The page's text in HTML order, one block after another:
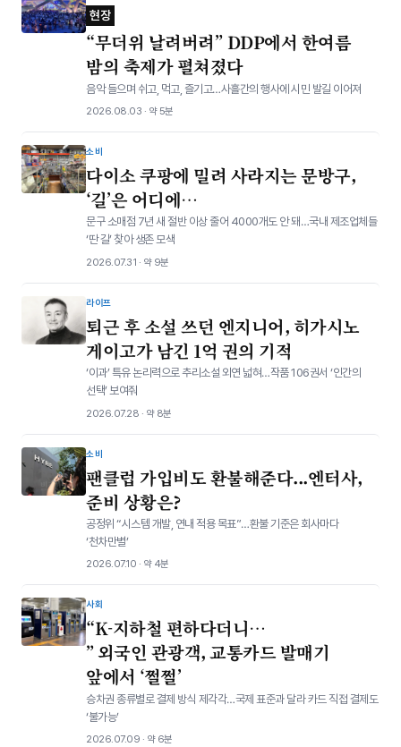
현장
“무더위 날려버려” DDP에서 한여름
밤의 축제가 펼쳐졌다
음악 들으며 쉬고, 먹고, 즐기고…사흘간의 행사에 시민 발길 이어져
2026.08.03 · 약 5분
소비
다이소 쿠팡에 밀려 사라지는 문방구,
‘길’은 어디에…
문구 소매점 7년 새 절반 이상 줄어 4000개도 안 돼…국내 제조업체들
‘딴 길’ 찾아 생존 모색
2026.07.31 · 약 9분
라이프
퇴근 후 소설 쓰던 엔지니어, 히가시노
게이고가 남긴 1억 권의 기적
‘이과’ 특유 논리력으로 추리소설 외연 넓혀…작품 106권서 ‘인간의
선택’ 보여줘
2026.07.28 · 약 8분
소비
팬클럽 가입비도 환불해준다...엔터사,
준비 상황은?
공정위 “시스템 개발, 연내 적용 목표”…환불 기준은 회사마다
‘천차만별’
2026.07.10 · 약 4분
사회
“K-지하철 편하다더니…
⁠” 외국인 관광객, 교통카드 발매기
앞에서 ‘쩔쩔’
승차권 종류별로 결제 방식 제각각…국제 표준과 달라 카드 직접 결제도
‘불가능’
2026.07.09 · 약 6분